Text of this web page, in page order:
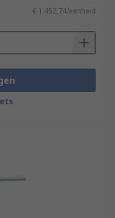
€ 1.452,74/eenheid